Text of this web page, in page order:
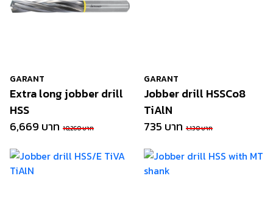
GARANT
Extra long jobber drill
HSS
6,669 บาท 10,260 บาท
GARANT
Jobber drill HSSCo8
TiAlN
735 บาท 1,130 บาท